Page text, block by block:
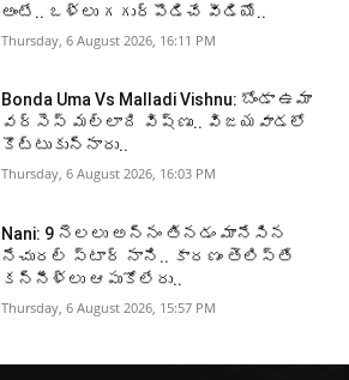
అంటే.. ఒళ్లు గగుర్పొడిచే వీడియో..
Thursday, 6 August 2026, 16:11 PM
Bonda Uma Vs Malladi Vishnu: బోండా ఉమా
వర్సెస్ మల్లాది విష్ణు.. విజయవాడలో
కొట్టుకున్నారు..
Thursday, 6 August 2026, 16:03 PM
Nani: 9 నెలలు అన్నం తినడం మానేసిన
నేచురల్ స్టార్ నాని.. కారణం తెలిస్తే
కన్నీళ్లు ఆపుకోలేరు..
Thursday, 6 August 2026, 15:57 PM